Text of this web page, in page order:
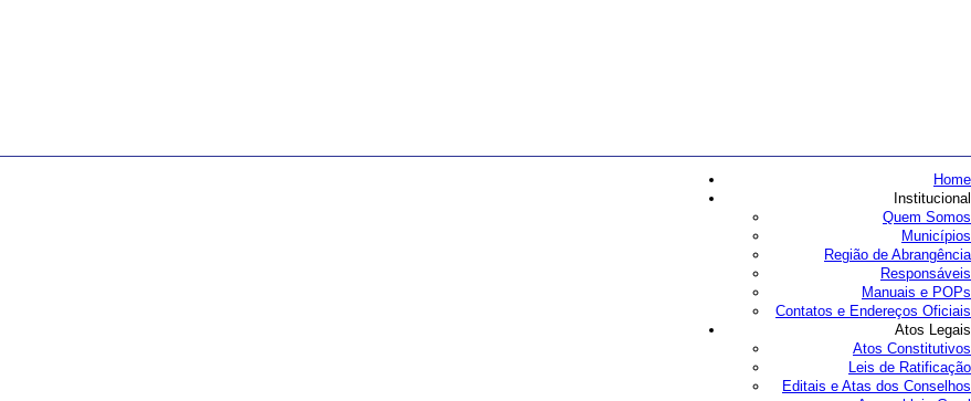
Home
Institucional
Quem Somos
Municípios
Região de Abrangência
Responsáveis
Manuais e POPs
Contatos e Endereços Oficiais
Atos Legais
Atos Constitutivos
Leis de Ratificação
Editais e Atas dos Conselhos